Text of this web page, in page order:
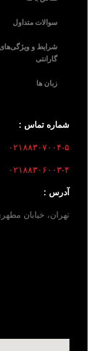
سوالات متداول
شرایط و ویژگی‌های
گارانتی
زبان ها
شماره تماس :
۰۲۱۸۸۳۰۷۰۰۴-۵
۰۲۱۸۸۳۰۶۰۰۳-۴
آدرس :
تهران، خیابان مطهری،